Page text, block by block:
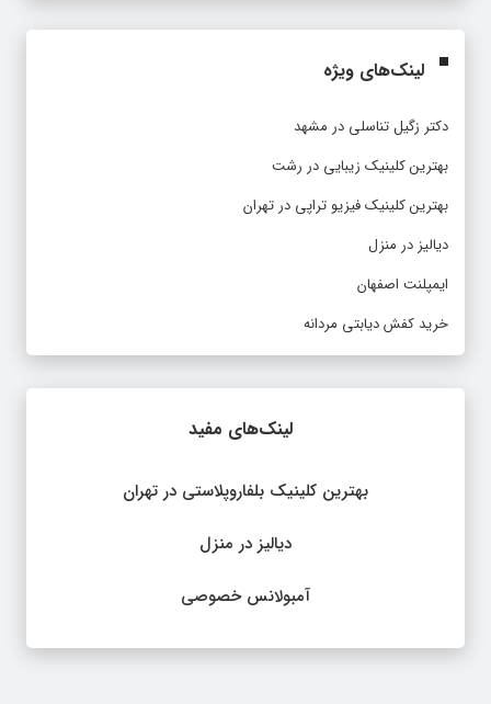
لینک‌های ویژه
دکتر زگیل تناسلی در مشهد
بهترین کلینیک زیبایی در رشت
بهترین کلینیک فیزیو تراپی در تهران
دیالیز در منزل
ایمپلنت اصفهان
خرید کفش دیابتی مردانه
لینک‌های مفید
بهترین کلینیک بلفاروپلاستی در تهران
دیالیز در منزل
آمبولانس خصوصی